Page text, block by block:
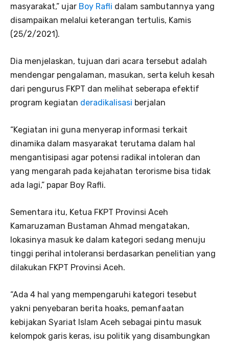
masyarakat,” ujar Boy Rafli dalam sambutannya yang
disampaikan melalui keterangan tertulis, Kamis
(25/2/2021).
Dia menjelaskan, tujuan dari acara tersebut adalah
mendengar pengalaman, masukan, serta keluh kesah
dari pengurus FKPT dan melihat seberapa efektif
program kegiatan deradikalisasi berjalan
“Kegiatan ini guna menyerap informasi terkait
dinamika dalam masyarakat terutama dalam hal
mengantisipasi agar potensi radikal intoleran dan
yang mengarah pada kejahatan terorisme bisa tidak
ada lagi,” papar Boy Rafli.
Sementara itu, Ketua FKPT Provinsi Aceh
Kamaruzaman Bustaman Ahmad mengatakan,
lokasinya masuk ke dalam kategori sedang menuju
tinggi perihal intoleransi berdasarkan penelitian yang
dilakukan FKPT Provinsi Aceh.
“Ada 4 hal yang mempengaruhi kategori tesebut
yakni penyebaran berita hoaks, pemanfaatan
kebijakan Syariat Islam Aceh sebagai pintu masuk
kelompok garis keras, isu politik yang disambungkan